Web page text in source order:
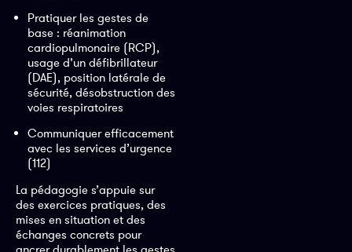
Pratiquer les gestes de
base : réanimation
cardiopulmonaire (RCP),
usage d’un défibrillateur
(DAE), position latérale de
sécurité, désobstruction des
voies respiratoires
Communiquer efficacement
avec les services d’urgence
(112)
La pédagogie s’appuie sur
des exercices pratiques, des
mises en situation et des
échanges concrets pour
ancrer durablement les gestes